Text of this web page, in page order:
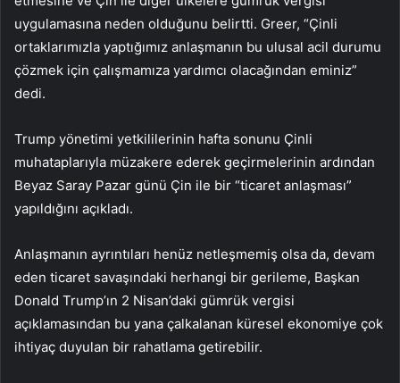
uygulamasına neden olduğunu belirtti. Greer, “Çinli
ortaklarımızla yaptığımız anlaşmanın bu ulusal acil durumu
çözmek için çalışmamıza yardımcı olacağından eminiz”
dedi.
Trump yönetimi yetkililerinin hafta sonunu Çinli
muhataplarıyla müzakere ederek geçirmelerinin ardından
Beyaz Saray Pazar günü Çin ile bir “ticaret anlaşması”
yapıldığını açıkladı.
Anlaşmanın ayrıntıları henüz netleşmemiş olsa da, devam
eden ticaret savaşındaki herhangi bir gerileme, Başkan
Donald Trump’ın 2 Nisan’daki gümrük vergisi
açıklamasından bu yana çalkalanan küresel ekonomiye çok
ihtiyaç duyulan bir rahatlama getirebilir.